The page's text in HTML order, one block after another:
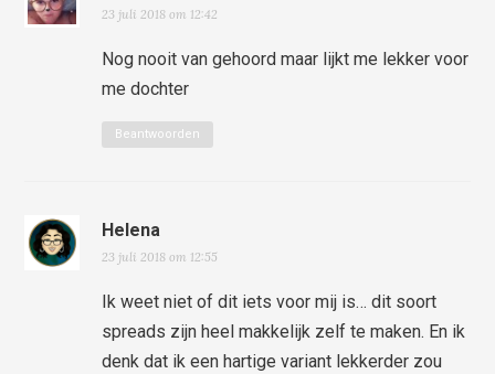
23 juli 2018 om 12:42
Nog nooit van gehoord maar lijkt me lekker voor
me dochter
Beantwoorden
Helena
23 juli 2018 om 12:55
Ik weet niet of dit iets voor mij is… dit soort
spreads zijn heel makkelijk zelf te maken. En ik
denk dat ik een hartige variant lekkerder zou